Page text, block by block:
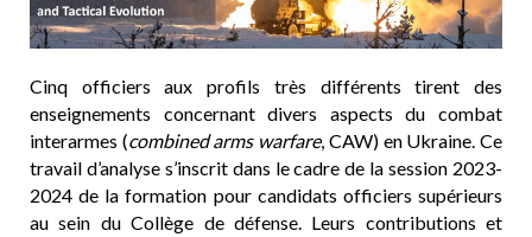
Cinq officiers aux profils très différents tirent des
enseignements concernant divers aspects du combat
interarmes (combined arms warfare, CAW) en Ukraine. Ce
travail d’analyse s’inscrit dans le cadre de la session 2023-
2024 de la formation pour candidats officiers supérieurs
au sein du Collège de défense. Leurs contributions et